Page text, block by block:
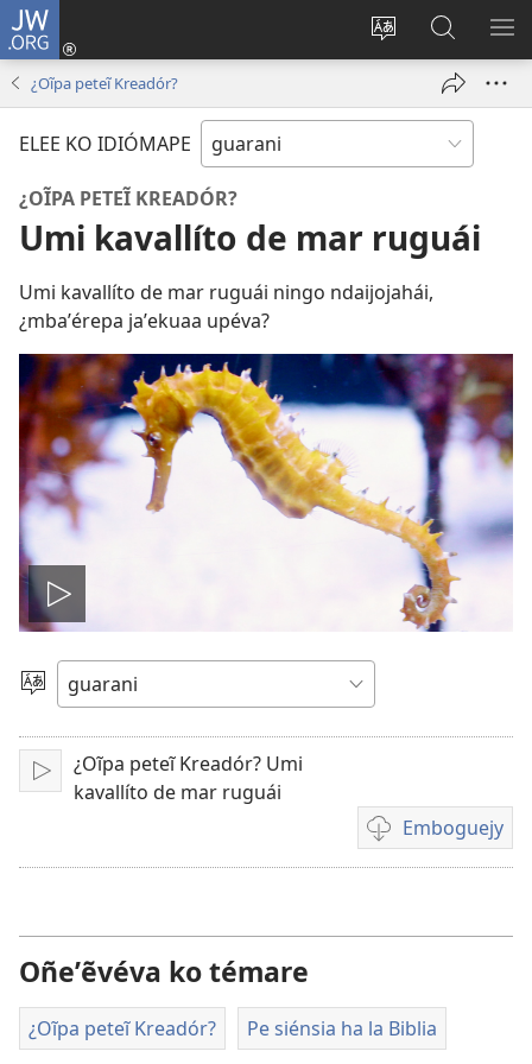
JW.ORG
Ekambia
idiómape
Emoñepyrũ
ne
una
Eheka
JW.ORG
¿Oĩpa peteĩ Kreadór?
ELEE KO IDIÓMAPE
¿OĨPA PETEĨ KREADÓR?
Umi kavallíto de mar ruguái
Umi kavallíto de mar ruguái ningo ndaijojahái,
¿mbaʼérepa jaʼekuaa upéva?
Ehecha
pe
vidéo
Eiporavo
peteĩ
idióma
Erreprodusi
¿Oĩpa peteĩ Kreadór? Umi
kavallíto de mar ruguái
Emboguejy
Opsión
emboguejy
Oñeʼẽvéva ko témare
¿Oĩpa peteĩ Kreadór? Pe siénsia ha la Biblia